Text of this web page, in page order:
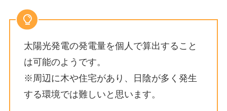
太陽光発電の発電量を個人で算出すること
は可能のようです。
※周辺に木や住宅があり、日陰が多く発生
する環境では難しいと思います。